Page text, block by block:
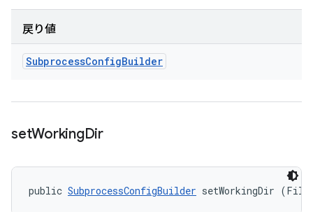
戻り値
SubprocessConfigBuilder
setWorkingDir
public SubprocessConfigBuilder setWorkingDir